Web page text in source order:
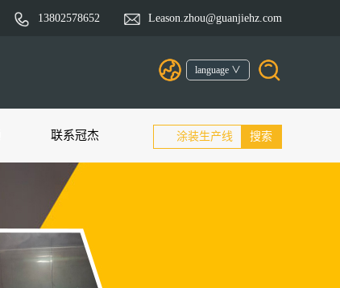
13802578652 Leason.zhou@guanjiehz.com
language ∨
联系冠杰